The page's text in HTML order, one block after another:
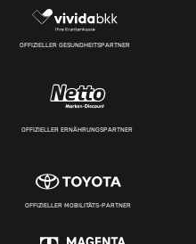
OFFIZIELLER GESUNDHEITSPARTNER
OFFIZIELLER ERNÄHRUNGSPARTNER
OFFIZIELLER MOBILITÄTS-PARTNER